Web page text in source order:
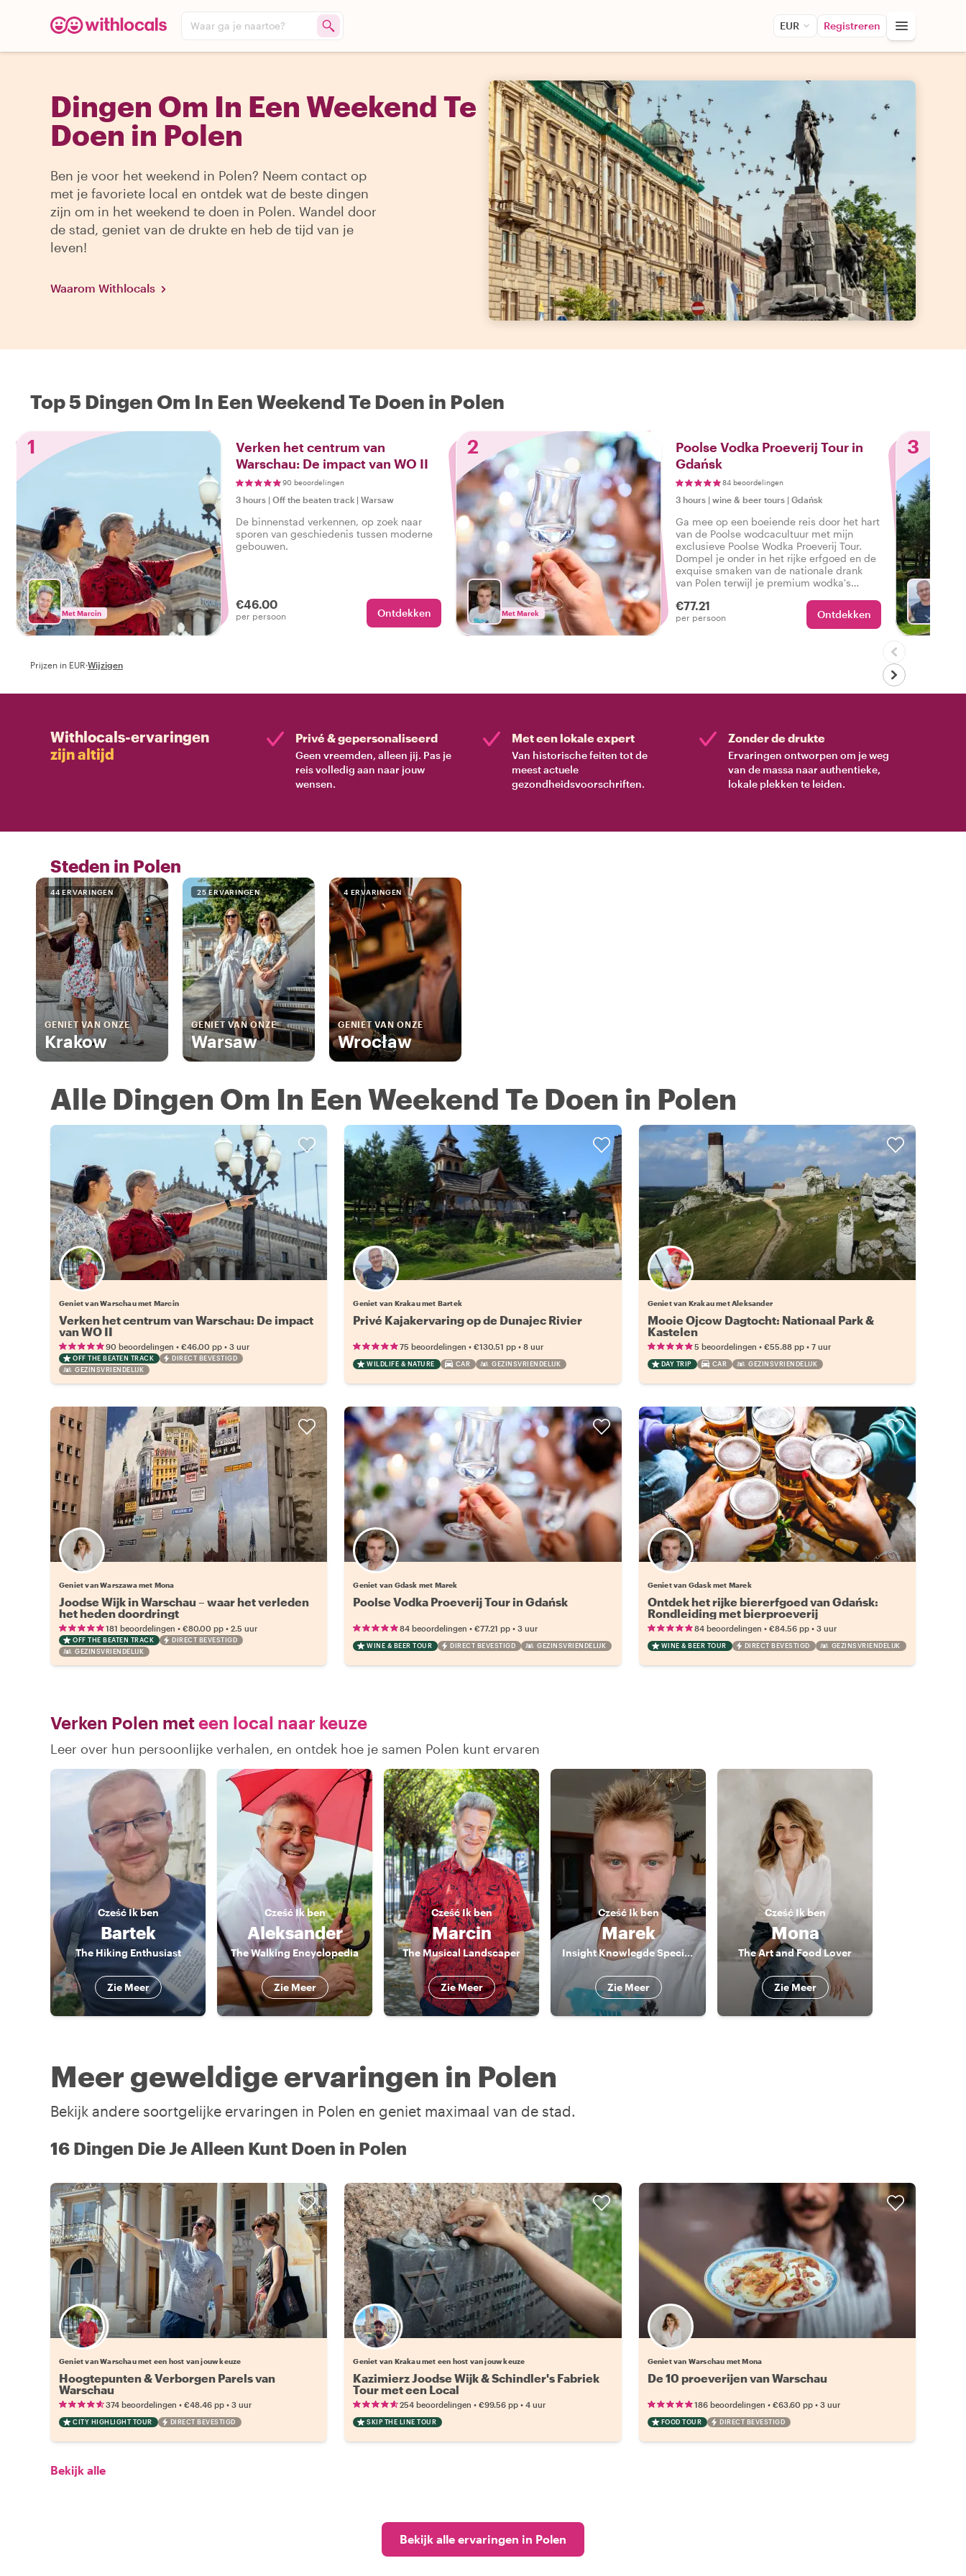
Waar ga je naartoe? EUR Registreren
Dingen Om In Een Weekend Te
Doen in Polen
Ben je voor het weekend in Polen? Neem contact op
met je favoriete local en ontdek wat de beste dingen
zijn om in het weekend te doen in Polen. Wandel door
de stad, geniet van de drukte en heb de tijd van je
leven!
Waarom Withlocals
Top 5 Dingen Om In Een Weekend Te Doen in Polen
1
Met Marcin
Verken het centrum van
Warschau: De impact van WO II
90 beoordelingen
3 hours | Off the beaten track | Warsaw
De binnenstad verkennen, op zoek naar
sporen van geschiedenis tussen moderne
gebouwen.
€46.00
per persoon Ontdekken
2
Met Marek
Poolse Vodka Proeverij Tour in
Gdańsk
84 beoordelingen
3 hours | wine & beer tours | Gdańsk
Ga mee op een boeiende reis door het hart
van de Poolse wodcacultuur met mijn
exclusieve Poolse Wodka Proeverij Tour.
Dompel je onder in het rijke erfgoed en de
exquise smaken van de nationale drank
van Polen terwijl je premium wodka's
elke slok ontdekt.
€77.21
per persoon Ontdekken
3
Prijzen in EUR·Wijzigen
Withlocals-ervaringen
zijn altijd
Privé & gepersonaliseerd
Geen vreemden, alleen jij. Pas je
reis volledig aan naar jouw
wensen.
Met een lokale expert
Van historische feiten tot de
meest actuele
gezondheidsvoorschriften.
Zonder de drukte
Ervaringen ontworpen om je weg
van de massa naar authentieke,
lokale plekken te leiden.
Steden in Polen
44 ERVARINGEN
GENIET VAN ONZE
Krakow
25 ERVARINGEN
GENIET VAN ONZE
Warsaw
4 ERVARINGEN
GENIET VAN ONZE
Wrocław
Alle Dingen Om In Een Weekend Te Doen in Polen
Geniet van Warschau met Marcin
Verken het centrum van Warschau: De impact
van WO II
90 beoordelingen • €46.00 pp • 3 uur
OFF THE BEATEN TRACK
DIRECT BEVESTIGD
GEZINSVRIENDELIJK
Geniet van Krakau met Bartek
Privé Kajakervaring op de Dunajec Rivier
75 beoordelingen •€130.51 pp •8 uur
WILDLIFE & NATURE CAR GEZINSVRIENDELIJK
Geniet van Krakau met Aleksander
Mooie Ojcow Dagtocht: Nationaal Park &
Kastelen
5 beoordelingen • €55.88 pp• 7 uur
DAY TRIP CAR GEZINSVRIENDELIJK
Geniet van Warszawa met Mona
Joodse Wijk in Warschau – waar het verleden
het heden doordringt
181 beoordelingen • €80.00 pp • 2.5 uur
OFF THE BEATEN TRACK
DIRECT BEVESTIGD
GEZINSVRIENDELIJK
Geniet van Gdask met Marek
Poolse Vodka Proeverij Tour in Gdańsk
84 beoordelingen •€77.21 pp •3 uur
WINE & BEER TOUR DIRECT BEVESTIGD GEZINSVRIENDELIJK
Geniet van Gdask met Marek
Ontdek het rijke biererfgoed van Gdańsk:
Rondleiding met bierproeverij
84 beoordelingen • €84.56 pp• 3 uur
WINE & BEER TOUR DIRECT BEVESTIGD GEZINSVRIENDELIJK
Verken Polen meteen local naar keuze
Leer over hun persoonlijke verhalen, en ontdek hoe je samen Polen kunt ervaren
CześćIk ben
Bartek
The Hiking Enthusiast
Zie Meer
CześćIk ben
Aleksander
The Walking Encyclopedia
Zie Meer
CześćIk ben
Marcin
The Musical Landscaper
Zie Meer
CześćIk ben
Marek
Insight Knowlegde Specialist
Zie Meer
Cześć Ik ben
Mona
The Art and Food Lover
Zie Meer
Meer geweldige ervaringen in Polen
Bekijk andere soortgelijke ervaringen in Polen en geniet maximaal van de stad.
16 Dingen Die Je Alleen Kunt Doen in Polen
Kies jouw favoriete local
Geniet van Warschau met een host van jouw keuze
Hoogtepunten & Verborgen Parels van
Warschau
374 beoordelingen • €48.46 pp • 3 uur
CITY HIGHLIGHT TOUR DIRECT BEVESTIGD
Kies jouw favoriete local
Geniet van Krakau met een host van jouw keuze
Kazimierz Joodse Wijk & Schindler's Fabriek
Tour met een Local
254 beoordelingen •€99.56 pp •4 uur
SKIP THE LINE TOUR
Geniet van Warschau met Mona
De 10 proeverijen van Warschau
186 beoordelingen • €63.60 pp• 3 uur
FOOD TOUR DIRECT BEVESTIGD
Bekijk alle
Bekijk alle ervaringen in Polen